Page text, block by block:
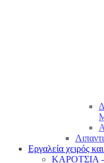
Εργαλεία χειρός
ΚΑΡΟΤΣΙΑ